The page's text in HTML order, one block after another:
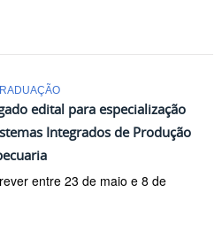
edital para especialização
Integrados de Produção
entre 23 de maio e 8 de